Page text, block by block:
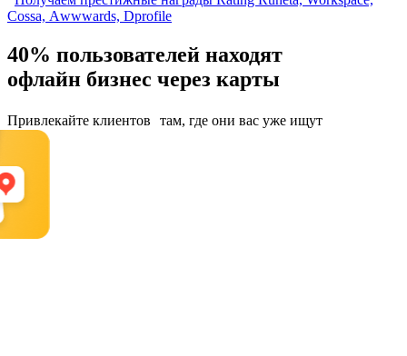
Cossa, Аwwwards, Dprofile
40% пользователей находят
офлайн бизнес через карты
Привлекайте клиентов там, где они вас уже ищут